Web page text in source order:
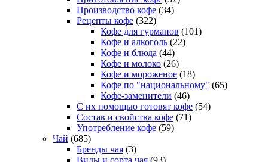
Производство кофе (34)
Рецепты кофе (322)
Кофе для гурманов (101)
Кофе и алкоголь (22)
Кофе и блюда (44)
Кофе и молоко (26)
Кофе и мороженое (18)
Кофе по "национальному" (65)
Кофе-заменители (46)
С их помощью готовят кофе (54)
Состав и свойства кофе (71)
Употребление кофе (59)
Чай (685)
Бренды чая (3)
Виды и сорта чая (93)